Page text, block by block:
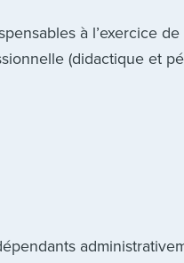
à l’exercice
(didactique et